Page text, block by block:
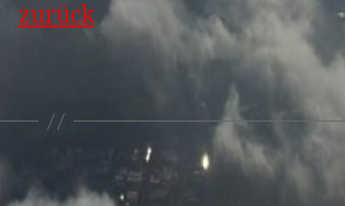
zurück